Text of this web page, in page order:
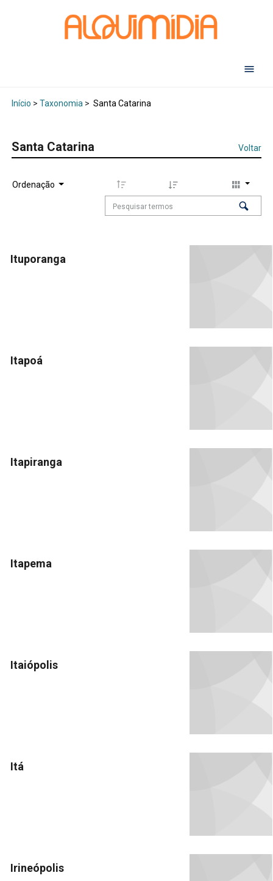
Início > Taxonomia> Santa Catarina
Santa Catarina Voltar
Ordenação
Ituporanga
Itapoá
Itapiranga
Itapema
Itaiópolis
Itá
Irineópolis